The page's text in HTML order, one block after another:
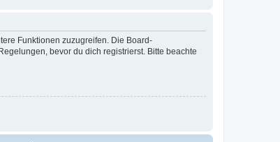
Funktionen zuzugreifen. Die Board-
bevor du dich registrierst. Bitte beachte